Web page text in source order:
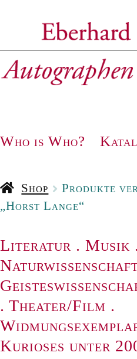
Navigation
Who is Who?
Shop
Produkte
„Horst Lange“
Literatur . Musik
. Theater/Film .
Kurioses unter